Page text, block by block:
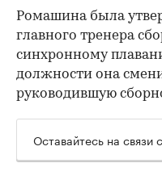
Ромашина была
главного тренера
синхронному
должности она
руководившую
Оставайтесь на связи